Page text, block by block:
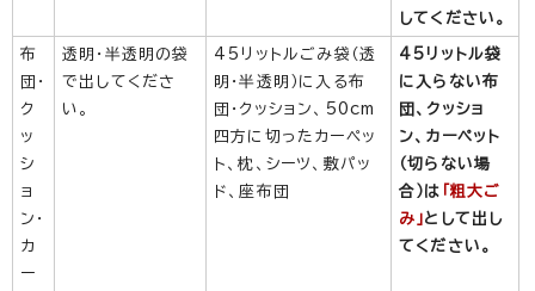
してください。
布
団・
ク
ッ
シ
ョ
ン・
カ
ー
透明・半透明の袋
で出してくださ
い。
45リットルごみ袋（透
明・半透明）に入る布
団・クッション、50cm
四方に切ったカーペッ
ト、枕、シーツ、敷パッ
ド、座布団
45リットル袋
に入らない布
団、クッショ
ン、カーペット
（切らない場
合）は 「粗大ご
み」として出し
てください。